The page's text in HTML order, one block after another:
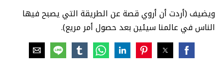
ويضيف (أردت أن أروي قصة عن الطريقة التي يصبح فيها
الناس في عالمنا سيئين بعد حصول أمر مريع).